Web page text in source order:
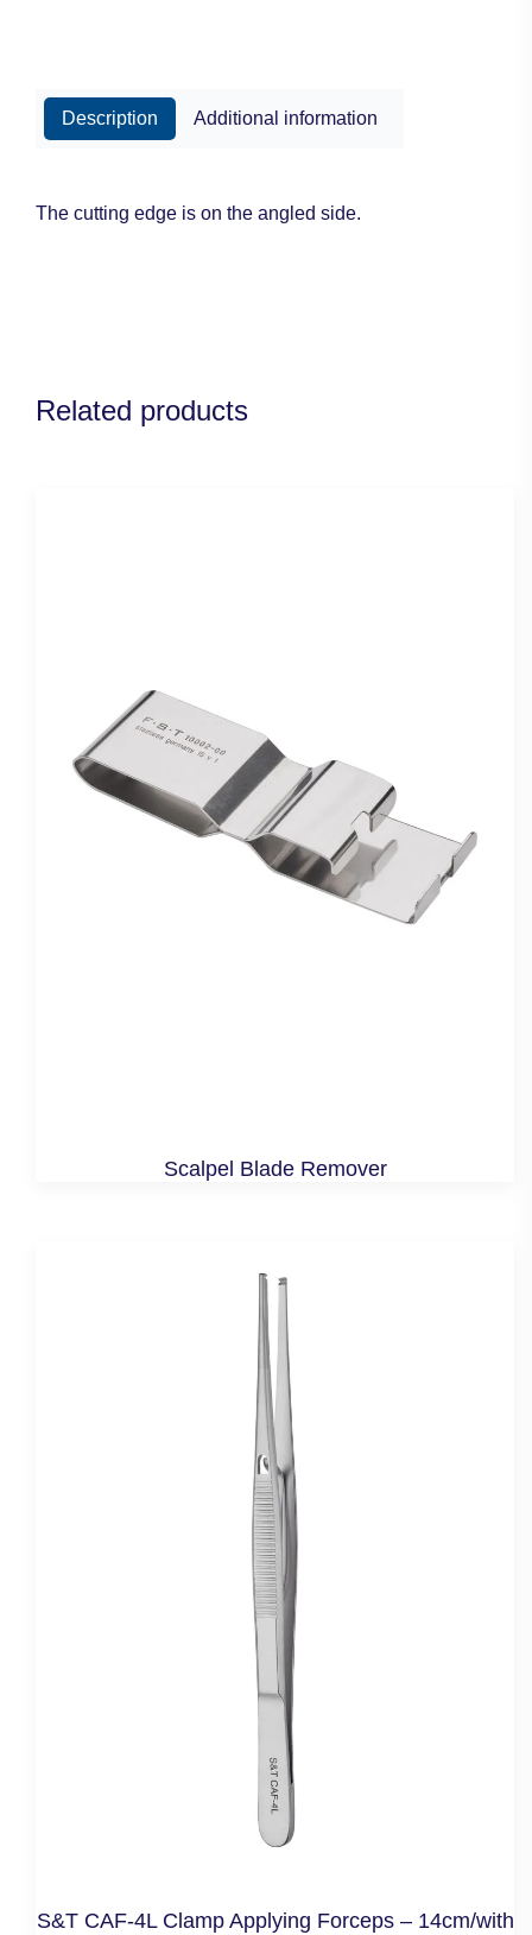
Description Additional information
The cutting edge is on the angled side.
Related products
Scalpel Blade Remover
S&T CAF-4L Clamp Applying Forceps – 14cm/with